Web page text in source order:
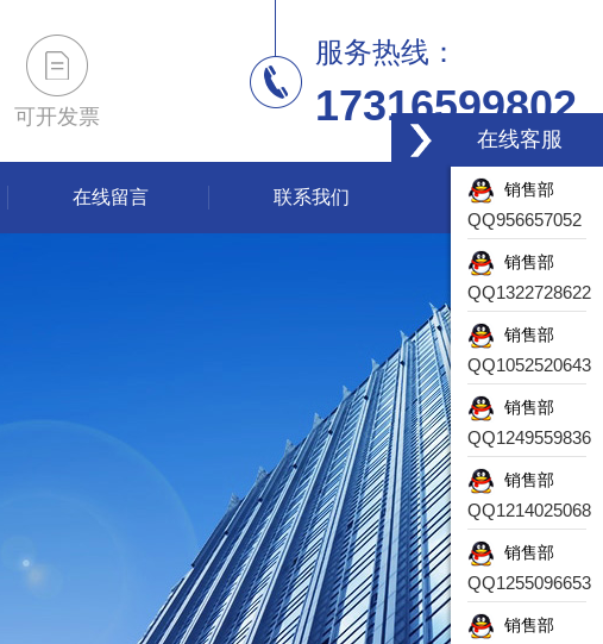
可开发票
服务热线：
17316599802
在线留言 联系我们
在线客服
销售部
QQ956657052
销售部
QQ1322728622
销售部
QQ1052520643
销售部
QQ1249559836
销售部
QQ1214025068
销售部
QQ1255096653
销售部